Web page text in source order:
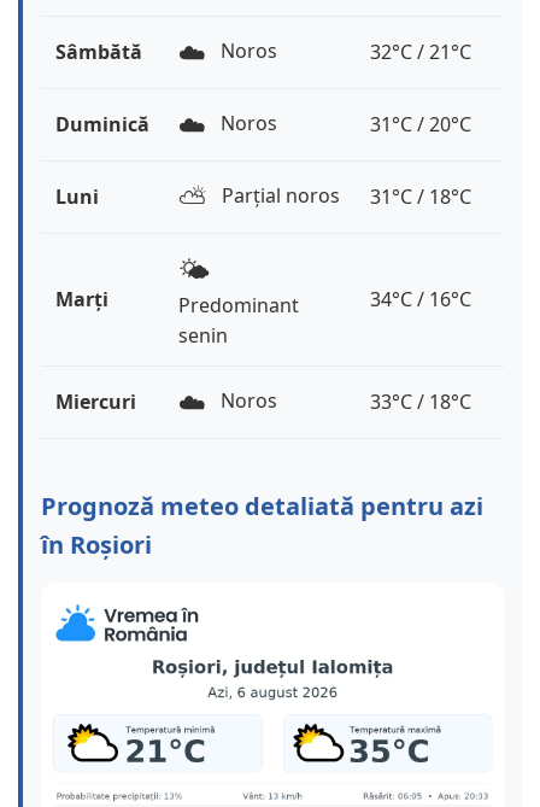
Sâmbătă ☁️ Noros 32°C / 21°C
Duminică ☁️ Noros 31°C / 20°C
Luni ⛅️ Parțial noros 31°C / 18°C
Marți
🌤️
Predominant
senin
34°C / 16°C
Miercuri ☁️ Noros 33°C / 18°C
Prognoză meteo detaliată pentru azi
în Roșiori